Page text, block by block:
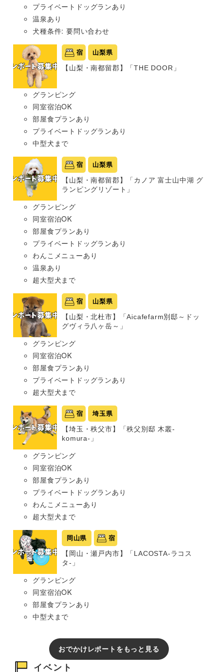
プライベートドッグランあり
温泉あり
犬種条件: 要問い合わせ
宿 山梨県
【山梨・南都留郡】「THE DOOR」
グランピング
同室宿泊OK
部屋食プランあり
プライベートドッグランあり
中型犬まで
宿 山梨県
【山梨・南都留郡】「カノア 富士山中湖 グ
ランピングリゾート」
グランピング
同室宿泊OK
部屋食プランあり
プライベートドッグランあり
わんこメニューあり
温泉あり
超大型犬まで
宿 山梨県
【山梨・北杜市】「Aicafefarm別邸～ドッ
グヴィラ八ヶ岳～」
グランピング
同室宿泊OK
部屋食プランあり
プライベートドッグランあり
超大型犬まで
宿 埼玉県
【埼玉・秩父市】「秩父別邸 木叢-
komura-」
グランピング
同室宿泊OK
部屋食プランあり
プライベートドッグランあり
わんこメニューあり
超大型犬まで
岡山県 宿
【岡山・瀬戸内市】「LACOSTA-ラコス
タ-」
グランピング
同室宿泊OK
部屋食プランあり
中型犬まで
おでかけレポートをもっと見る
イベント